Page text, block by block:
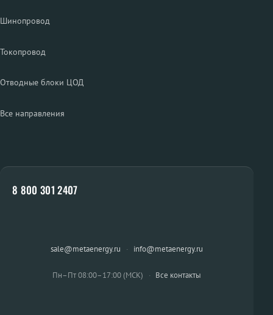
Шинопровод
Токопровод
Отводные блоки ЦОД
Все направления
8 800 301 2407
sale@metaenergy.ru · info@metaenergy.ru
Пн–Пт 08:00–17:00 (МСК) · Все контакты